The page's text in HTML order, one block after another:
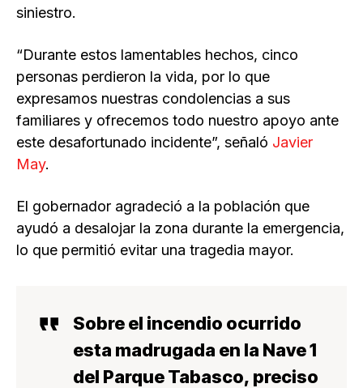
siniestro.
“Durante estos lamentables hechos, cinco
personas perdieron la vida, por lo que
expresamos nuestras condolencias a sus
familiares y ofrecemos todo nuestro apoyo ante
este desafortunado incidente”, señaló Javier
May.
El gobernador agradeció a la población que
ayudó a desalojar la zona durante la emergencia,
lo que permitió evitar una tragedia mayor.
Sobre el incendio ocurrido
esta madrugada en la Nave 1
del Parque Tabasco, preciso